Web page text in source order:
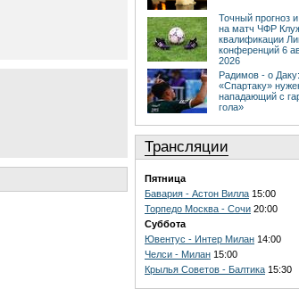
Точный прогноз
на матч ЧФР
квалификации
конференций 6
2026
Радимов - о Даку:
«Спартаку»
нападающий с
гола»
Трансляции
Пятница
Бавария - Астон Вилла 15:00
Торпедо Москва - Сочи 20:00
Суббота
Ювентус - Интер Милан 14:00
Челси - Милан 15:00
Крылья Советов - Балтика 15:30